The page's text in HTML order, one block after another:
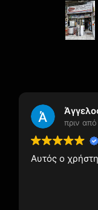
πριν
Αυτός ο